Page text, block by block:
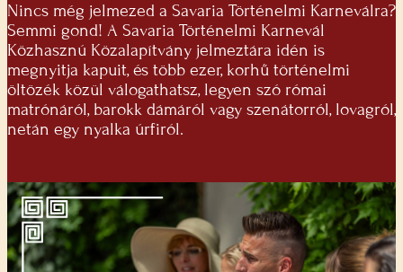
Nincs még jelmezed a Savaria Történelmi Karneválra?
Semmi gond! A Savaria Történelmi Karnevál
Közhasznú Közalapítvány jelmeztára idén is
megnyitja kapuit, és több ezer, korhű történelmi
öltözék közül válogathatsz, legyen szó római
matrónáról, barokk dámáról vagy szenátorról, lovagról,
netán egy nyalka úrfiról.